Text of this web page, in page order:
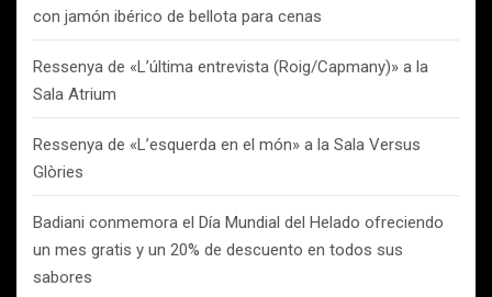
con jamón ibérico de bellota para cenas
Ressenya de «L’última entrevista (Roig/Capmany)» a la
Sala Atrium
Ressenya de «L’esquerda en el món» a la Sala Versus
Glòries
Badiani conmemora el Día Mundial del Helado ofreciendo
un mes gratis y un 20% de descuento en todos sus
sabores